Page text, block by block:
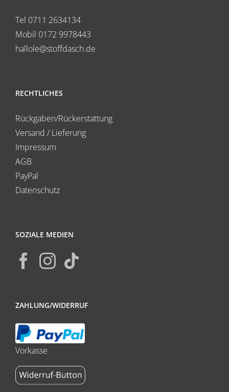
Tel 0711 2634134
Mobil 0172 9978443
hallole@stoffdasch.de
RECHTLICHES
Rückgaben/Rückerstattung
Versand / Lieferung
Impressum
AGB
PayPal
Datenschutz
SOZIALE MEDIEN
ZAHLUNG/WIDERRUF
Vorkasse